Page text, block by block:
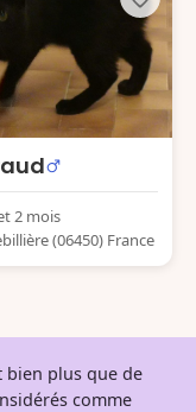
2 mois
(06450) France
bien plus que de
comme